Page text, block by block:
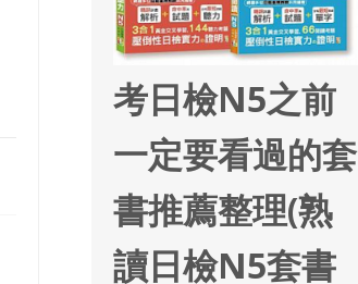
考日檢N5之前
一定要看過的套
書推薦整理(熟
讀日檢N5套書